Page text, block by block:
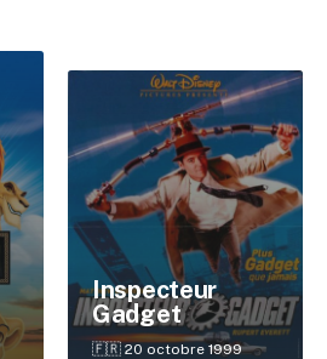
Inspecteur
Gadget
🇫🇷 20 octobre 1999